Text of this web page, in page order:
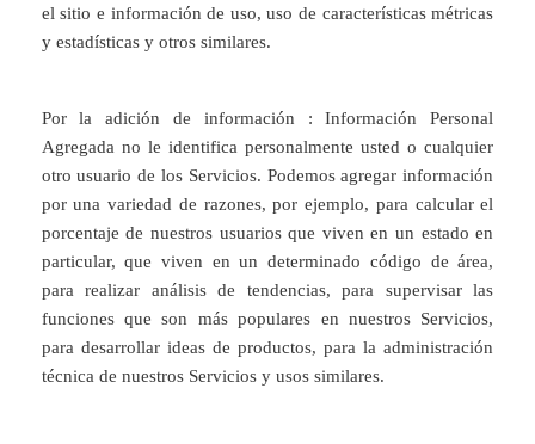
el sitio e información de uso, uso de características métricas
y estadísticas y otros similares.
Por la adición de información : Información Personal
Agregada no le identifica personalmente usted o cualquier
otro usuario de los Servicios. Podemos agregar información
por una variedad de razones, por ejemplo, para calcular el
porcentaje de nuestros usuarios que viven en un estado en
particular, que viven en un determinado código de área,
para realizar análisis de tendencias, para supervisar las
funciones que son más populares en nuestros Servicios,
para desarrollar ideas de productos, para la administración
técnica de nuestros Servicios y usos similares.